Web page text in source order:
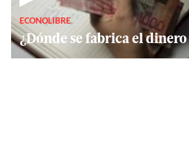
ECONOLIBRE
¿Dónde se fabrica el